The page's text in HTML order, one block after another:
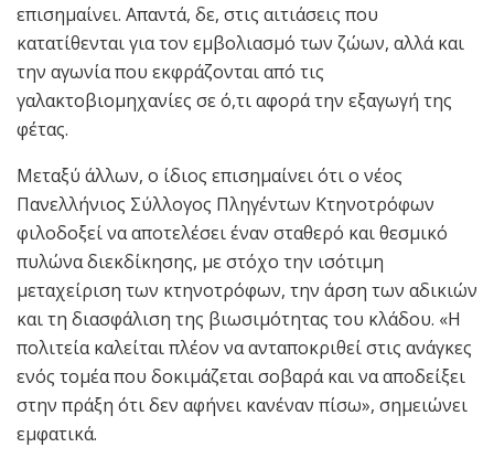
επισημαίνει. Απαντά, δε, στις αιτιάσεις που
κατατίθενται για τον εμβολιασμό των ζώων, αλλά και
την αγωνία που εκφράζονται από τις
γαλακτοβιομηχανίες σε ό,τι αφορά την εξαγωγή της
φέτας.
Μεταξύ άλλων, ο ίδιος επισημαίνει ότι ο νέος
Πανελλήνιος Σύλλογος Πληγέντων Κτηνοτρόφων
φιλοδοξεί να αποτελέσει έναν σταθερό και θεσμικό
πυλώνα διεκδίκησης, με στόχο την ισότιμη
μεταχείριση των κτηνοτρόφων, την άρση των αδικιών
και τη διασφάλιση της βιωσιμότητας του κλάδου. «Η
πολιτεία καλείται πλέον να ανταποκριθεί στις ανάγκες
ενός τομέα που δοκιμάζεται σοβαρά και να αποδείξει
στην πράξη ότι δεν αφήνει κανέναν πίσω», σημειώνει
εμφατικά.